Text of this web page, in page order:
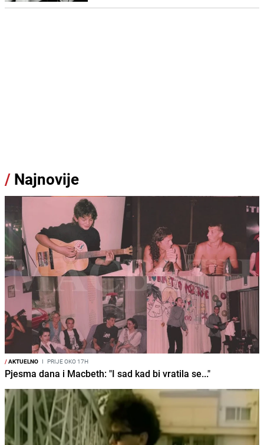
/ Najnovije
/AKTUELNO I PRIJE OKO 17H
Pjesma dana i Macbeth: "I sad kad bi vratila se..."